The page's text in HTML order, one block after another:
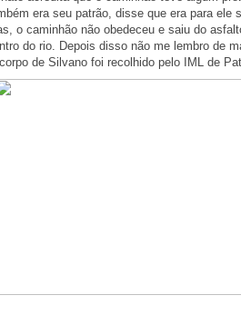
era seu patrão, disse que era para ele
o caminhão não obedeceu e saiu do
do rio. Depois disso não me lembro de
de Silvano foi recolhido pelo IML de